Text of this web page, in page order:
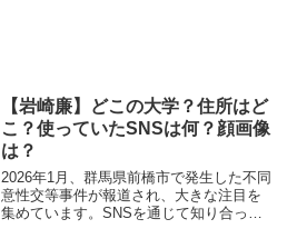
【岩崎廉】どこの大学？住所はど
こ？使っていたSNSは何？顔画像
は？
2026年1月、群馬県前橋市で発生した不同
意性交等事件が報道され、大きな注目を
集めています。SNSを通じて知り合った